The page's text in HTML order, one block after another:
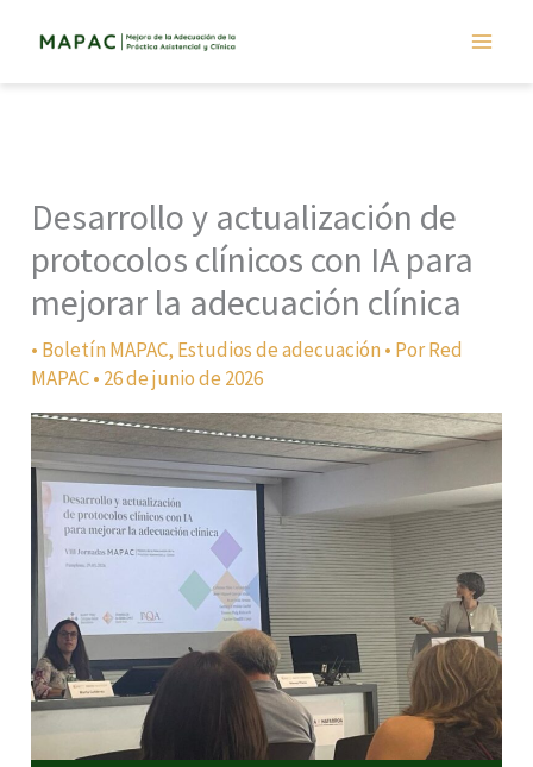
Desarrollo y actualización de
protocolos clínicos con IA para
mejorar la adecuación clínica
• Boletín MAPAC, Estudios de adecuación • PorRed
MAPAC• 26 de junio de 2026